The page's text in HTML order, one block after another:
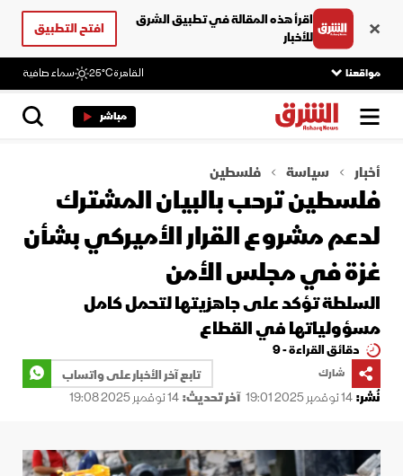
اقرأ هذه المقالة في تطبيق الشرق
للأخبار
افتح التطبيق
مواقعنا القاهرة25°C سماء صافية
مباشر
أخبار سياسة فلسطين
فلسطين ترحب بالبيان المشترك
لدعم مشروع القرار الأميركي بشأن
غزة في مجلس الأمن
السلطة تؤكد على جاهزيتها لتحمل كامل
مسؤولياتها في القطاع
دقائق القراءة - 9
شارك
تابع آخر الأخبار على واتساب
نُشر:14 نوفمبر 2025 19:01 آخر تحديث:14 نوفمبر 2025 19:08